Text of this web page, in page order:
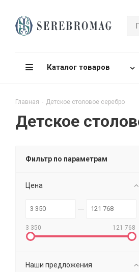
Каталог товаров
Главная - Детское столовое серебро
Детское
Фильтр по параметрам
Цена
3 350 121 768
Наши предложения